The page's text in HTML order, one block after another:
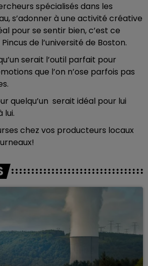
spécialisés dans les
s’adonner à une activité créative
pour se sentir bien, c’est ce
de l’université de Boston.
serait l’outil parfait pour
que l’on n’ose parfois pas
quelqu’un serait idéal pour lui
lui.
chez vos producteurs locaux